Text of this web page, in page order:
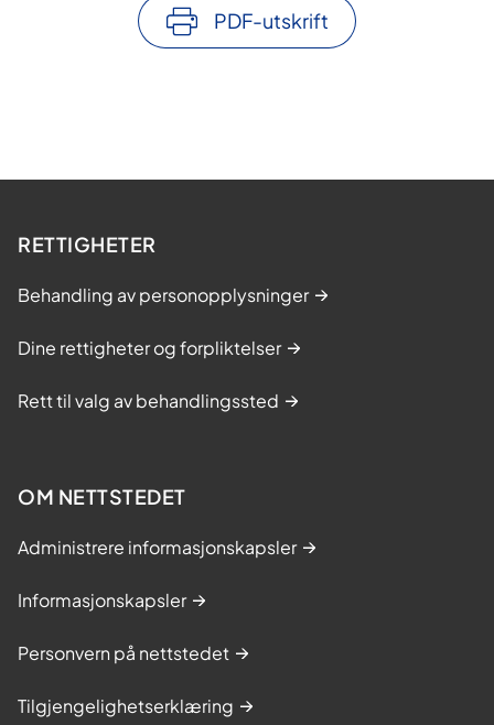
PDF-utskrift
RETTIGHETER
Behandling av personopplysninger
Dine rettigheter og forpliktelser
Rett til valg av behandlingssted
OM NETTSTEDET
Administrere informasjonskapsler
Informasjonskapsler
Personvern på nettstedet
Tilgjengelighetserklæring